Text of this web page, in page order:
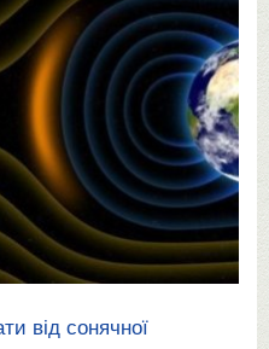
від сонячної